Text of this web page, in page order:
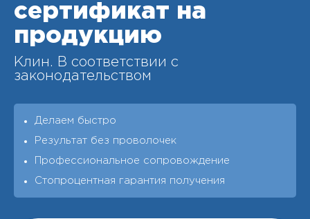
сертификат на
продукцию
Клин. В соответствии с
законодательством
Делаем быстро
Результат без проволочек
Профессиональное сопровождение
Стопроцентная гарантия получения